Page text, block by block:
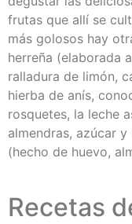
frutas que allí se
más golosos hay
herreña (elaborada
ralladura de limón,
hierba de anís,
rosquetes, la leche
almendras, azúcar
(hecho de huevo,
Recetas